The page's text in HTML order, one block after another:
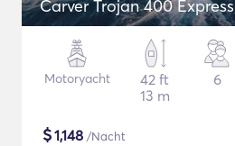
Carver Trojan 400 Express
Motoryacht
42 ft
13 m
6
$1,148 /Nacht